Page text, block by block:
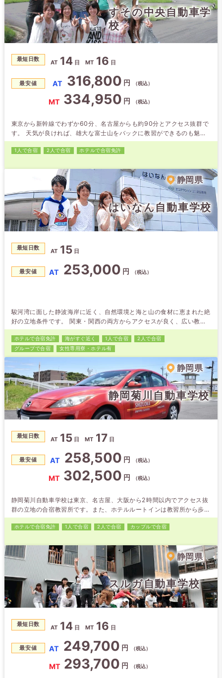
すその中央自動車学
校
最短日数 AT 14 日 MT 16 日
最安値 AT 316,800 円 （税込）
MT 334,950 円 （税込）
東京から新幹線でわずか60分、名古屋からも約90分とアクセス抜群で
す。 天気が良ければ、雄大な富士山をバックに教習ができるのも魅力♪
空き時間には少し足を延ばして思いっきり合宿生活を楽しんじゃお！
最寄りの裾野駅から20分程の御殿場駅からは「御殿場プレミアムアウ
之栖」へのシャトルバスがありますよ。
1人で合宿 2人で合宿 ホテルで合宿免許
静岡県
はいなん自動車学校
最短日数 AT 15 日
最安値 AT 253,000 円 （税込）
駿河湾に面した静波海岸に近く、自然環境と海と山の食材に恵まれた絶
好の立地条件です。 関東・関西の両方からアクセスが良く、広い教習
コースで気持ちよく教習を受けることができます。 【教習生に人気の
グルメ】 ・炭焼きレストランさわやか
ホテルで合宿免許 海がすぐ近く 1人で合宿
2人で合宿
グループで合宿
女性専用寮・ホテル有
静岡県
静岡菊川自動車学校
最短日数 AT 15 日 MT 17 日
最安値 AT 258,500 円 （税込）
MT 302,500 円 （税込）
静岡菊川自動車学校は東京、名古屋、大阪から2時間以内でアクセス抜
群の立地の合宿教習所です。また、ホテルルートインは教習所から歩い
て6 分、くれたけインは教習所の目の前で、時間を有効に使えます。周
辺にもファーストフード店やコンビニもありすごく便利な環境です。
りで、楽しくのびのびと教習できます。
ホテルで合宿免許 1人で合宿 2人で合宿 カップルで合宿
静岡県
スルガ自動車学校
最短日数 AT 14 日 MT 16 日
最安値 AT 249,700 円 （税込）
MT 293,700 円 （税込）